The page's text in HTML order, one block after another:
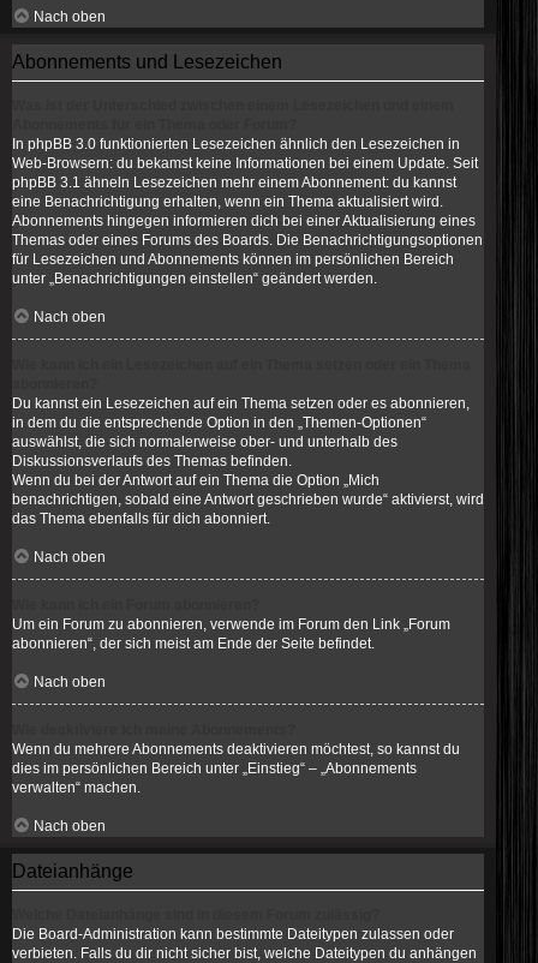
Nach oben
Abonnements und Lesezeichen
In phpBB 3.0 funktionierten Lesezeichen ähnlich den Lesezeichen in
Web-Browsern: du bekamst keine Informationen bei einem Update. Seit
phpBB 3.1 ähneln Lesezeichen mehr einem Abonnement: du kannst
eine Benachrichtigung erhalten, wenn ein Thema aktualisiert wird.
Abonnements hingegen informieren dich bei einer Aktualisierung eines
Themas oder eines Forums des Boards. Die Benachrichtigungsoptionen
für Lesezeichen und Abonnements können im persönlichen Bereich
unter „Benachrichtigungen einstellen“ geändert werden.
Nach oben
Du kannst ein Lesezeichen auf ein Thema setzen oder es abonnieren,
in dem du die entsprechende Option in den „Themen-Optionen“
auswählst, die sich normalerweise ober- und unterhalb des
Diskussionsverlaufs des Themas befinden.
Wenn du bei der Antwort auf ein Thema die Option „Mich
benachrichtigen, sobald eine Antwort geschrieben wurde“ aktivierst, wird
das Thema ebenfalls für dich abonniert.
Nach oben
Um ein Forum zu abonnieren, verwende im Forum den Link „Forum
abonnieren“, der sich meist am Ende der Seite befindet.
Nach oben
Wenn du mehrere Abonnements deaktivieren möchtest, so kannst du
dies im persönlichen Bereich unter „Einstieg“ – „Abonnements
verwalten“ machen.
Nach oben
Dateianhänge
Die Board-Administration kann bestimmte Dateitypen zulassen oder
verbieten. Falls du dir nicht sicher bist, welche Dateitypen du anhängen